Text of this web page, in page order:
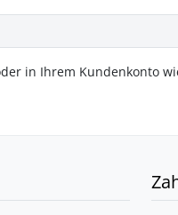
in Ihrem Kundenkonto